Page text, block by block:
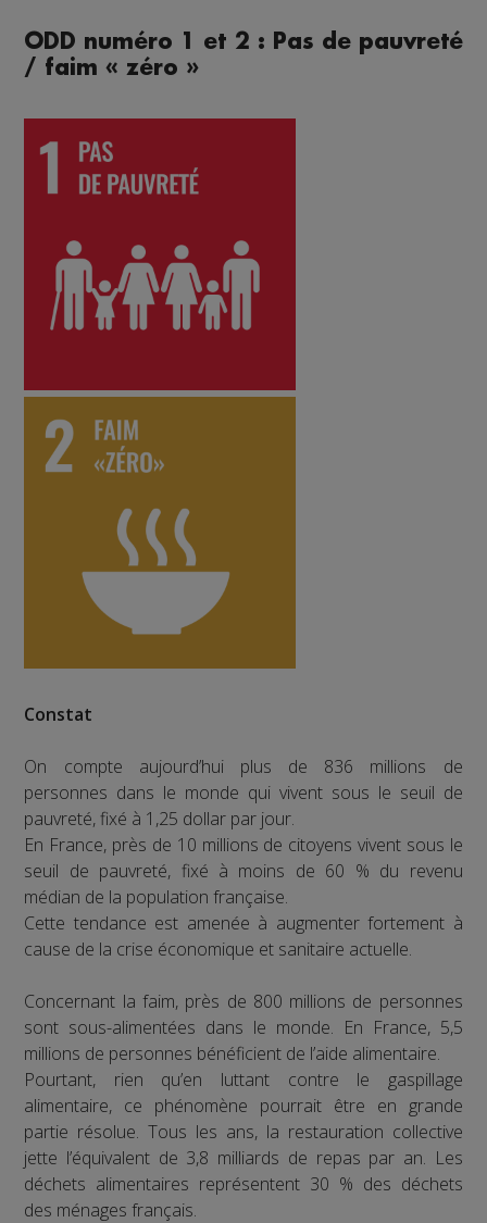
ODD numéro 1 et 2 : Pas de pauvreté
/ faim « zéro »
Constat
On compte aujourd’hui plus de 836 millions de
personnes dans le monde qui vivent sous le seuil de
pauvreté, fixé à 1,25 dollar par jour.
En France, près de 10 millions de citoyens vivent sous le
seuil de pauvreté, fixé à moins de 60 % du revenu
médian de la population française.
Cette tendance est amenée à augmenter fortement à
cause de la crise économique et sanitaire actuelle.
Concernant la faim, près de 800 millions de personnes
sont sous-alimentées dans le monde. En France, 5,5
millions de personnes bénéficient de l’aide alimentaire.
Pourtant, rien qu’en luttant contre le gaspillage
alimentaire, ce phénomène pourrait être en grande
partie résolue. Tous les ans, la restauration collective
jette l’équivalent de 3,8 milliards de repas par an. Les
déchets alimentaires représentent 30 % des déchets
des ménages français.